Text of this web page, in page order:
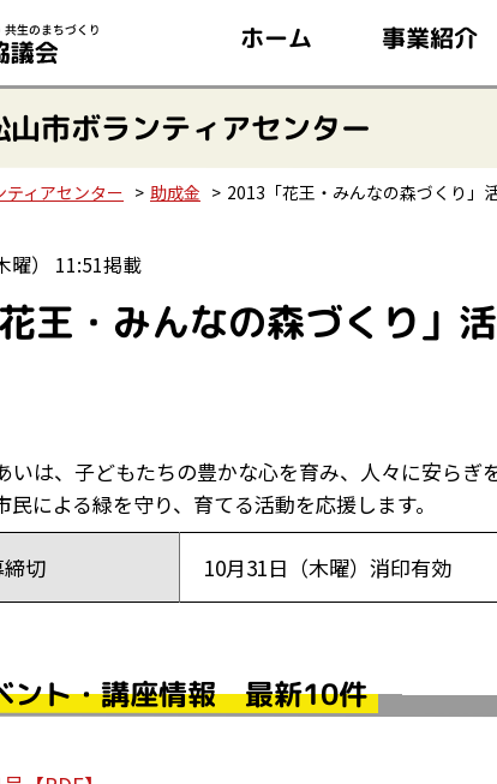
ホーム 事業紹介
山市ボランティアセンター
ティアセンター 助成金 2013「花王・みんなの森づくり」
曜） 11:51掲載
王・みんなの森づくり」
いは、子どもたちの豊かな心を育み、人々に安らぎ
民による緑を守り、育てる活動を応援します。
切 10月31日（木曜）消印有効
ント・講座情報 最新10件